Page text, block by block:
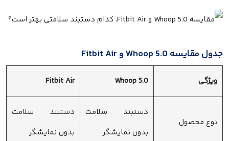
جدول مقایسه Whoop 5.0 و Fitbit Air
ویژگی Whoop 5.0
Fitbit Air
نوع محصول
دستبند سلامت
بدون نمایشگر
دستبند سلامت
بدون نمایشگر